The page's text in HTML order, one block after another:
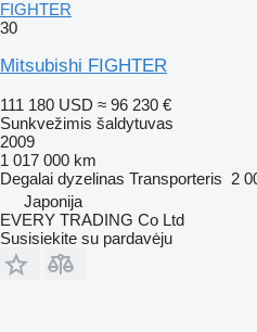
FIGHTER
30
Mitsubishi FIGHTER
111 180 USD ≈ 96 230 €
Sunkvežimis šaldytuvas
2009
1 017 000 km
Degalai dyzelinas Transporteris 2
Japonija
EVERY TRADING Co Ltd
Susisiekite su pardavėju